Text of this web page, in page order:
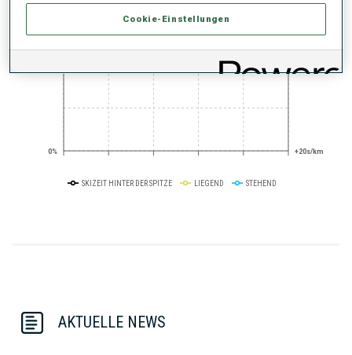
0% +20s/km
SKIZEIT HINTER DER SPITZE LIEGEND STEHEND
AKTUELLE NEWS
Cookie-Einstellungen